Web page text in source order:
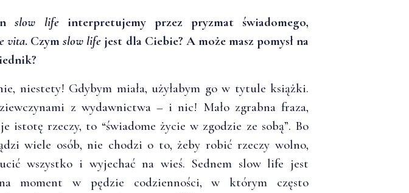
slow lifeinterpretujemy przez pryzmat świadomego,
vita. Czymslow life jest dla Ciebie? A może masz pomysł na
niestety! Gdybym miała, użyłabym go w tytule książki.
z wydawnictwa – i nic! Mało zgrabna fraza,
istotę rzeczy, to “świadome życie w zgodzie ze sobą”. Bo
wiele osób, nie chodzi o to, żeby robić rzeczy wolno,
wszystko i wyjechać na wieś. Sednem slow life jest
moment w pędzie codzienności, w którym często